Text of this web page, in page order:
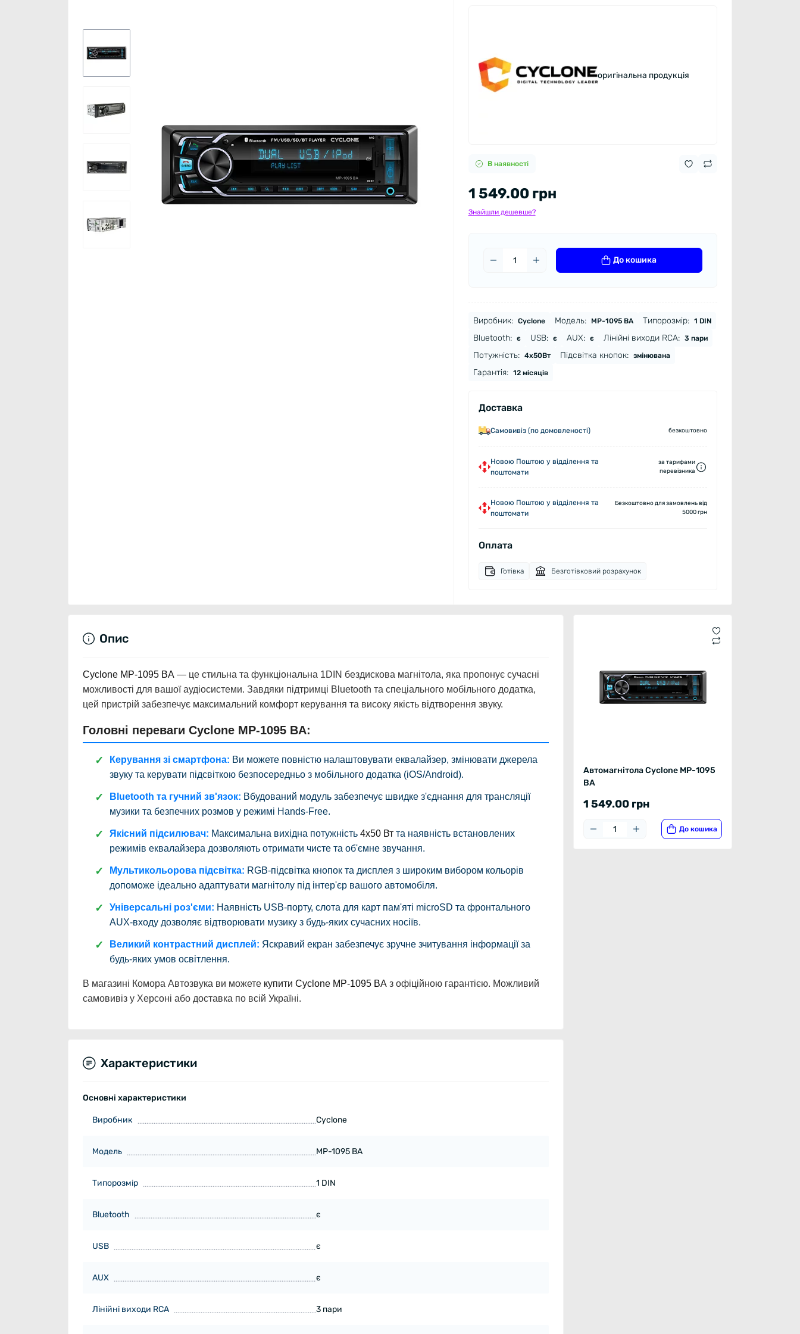
оригінальна продукція
В наявності
1 549.00 грн
Знайшли дешевше?
До кошика
Виробник: Cyclone Модель: MP-1095 BA Типорозмір: 1 DIN
Bluetooth: є USB: є AUX: є Лінійні виходи RCA: 3 пари
Потужність: 4х50Вт Підсвітка кнопок: змінювана
Гарантія: 12 місяців
Доставка
Самовивіз (по домовленості) безкоштовно
Новою Поштою у відділення та
поштомати
за тарифами
перевізника
Новою Поштою у відділення та
поштомати
Безкоштовно для замовлень від
5000 грн
Оплата
Готівка Безготівковий розрахунок
Автомагнітола Cyclone MP-1095
BA
1 549.00 грн
До кошика
Опис
Cyclone MP-1095 BA — це стильна та функціональна 1DIN бездискова магнітола, яка пропонує сучасні
можливості для вашої аудіосистеми. Завдяки підтримці Bluetooth та спеціального мобільного додатка,
цей пристрій забезпечує максимальний комфорт керування та високу якість відтворення звуку.
Головні переваги Cyclone MP-1095 BA:
Керування зі смартфона: Ви можете повністю налаштовувати еквалайзер, змінювати джерела
звуку та керувати підсвіткою безпосередньо з мобільного додатка (iOS/Android).
Bluetooth та гучний зв'язок: Вбудований модуль забезпечує швидке з'єднання для трансляції
музики та безпечних розмов у режимі Hands-Free.
Якісний підсилювач: Максимальна вихідна потужність 4х50 Вт та наявність встановлених
режимів еквалайзера дозволяють отримати чисте та об'ємне звучання.
Мультикольорова підсвітка: RGB-підсвітка кнопок та дисплея з широким вибором кольорів
допоможе ідеально адаптувати магнітолу під інтер'єр вашого автомобіля.
Універсальні роз'єми: Наявність USB-порту, слота для карт пам'яті microSD та фронтального
AUX-входу дозволяє відтворювати музику з будь-яких сучасних носіїв.
Великий контрастний дисплей: Яскравий екран забезпечує зручне зчитування інформації за
будь-яких умов освітлення.
В магазині Комора Автозвука ви можете купити Cyclone MP-1095 BA з офіційною гарантією. Можливий
самовивіз у Херсоні або доставка по всій Україні.
Характеристики
Основні характеристики
Виробник Cyclone
Модель MP-1095 BA
Типорозмір 1 DIN
Bluetooth є
USB є
AUX є
Лінійні виходи RCA 3 пари